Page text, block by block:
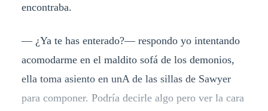
encontraba.
— ¿Ya te has enterado?— respondo yo intentando
acomodarme en el maldito sofá de los demonios,
ella toma asiento en unA de las sillas de Sawyer
para componer. Podría decirle algo pero ver la cara